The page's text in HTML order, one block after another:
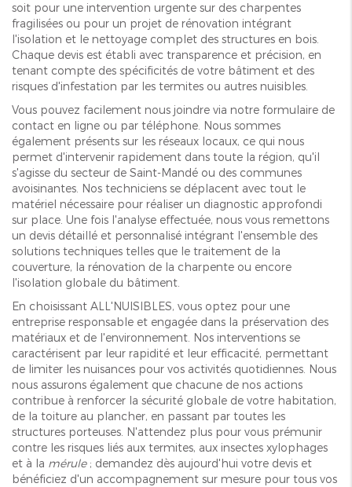
soit pour une intervention urgente sur des charpentes
fragilisées ou pour un projet de rénovation intégrant
l'isolation et le nettoyage complet des structures en bois.
Chaque devis est établi avec transparence et précision, en
tenant compte des spécificités de votre bâtiment et des
risques d'infestation par les termites ou autres nuisibles.
Vous pouvez facilement nous joindre via notre formulaire de
contact en ligne ou par téléphone. Nous sommes
également présents sur les réseaux locaux, ce qui nous
permet d'intervenir rapidement dans toute la région, qu'il
s'agisse du secteur de Saint-Mandé ou des communes
avoisinantes. Nos techniciens se déplacent avec tout le
matériel nécessaire pour réaliser un diagnostic approfondi
sur place. Une fois l'analyse effectuée, nous vous remettons
un devis détaillé et personnalisé intégrant l'ensemble des
solutions techniques telles que le traitement de la
couverture, la rénovation de la charpente ou encore
l'isolation globale du bâtiment.
En choisissant ALL'NUISIBLES, vous optez pour une
entreprise responsable et engagée dans la préservation des
matériaux et de l'environnement. Nos interventions se
caractérisent par leur rapidité et leur efficacité, permettant
de limiter les nuisances pour vos activités quotidiennes. Nous
nous assurons également que chacune de nos actions
contribue à renforcer la sécurité globale de votre habitation,
de la toiture au plancher, en passant par toutes les
structures porteuses. N'attendez plus pour vous prémunir
contre les risques liés aux termites, aux insectes xylophages
et à la mérule; demandez dès aujourd'hui votre devis et
bénéficiez d'un accompagnement sur mesure pour tous vos